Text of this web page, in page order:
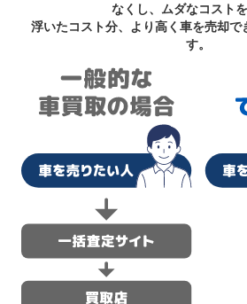
なくし、ムダなコスト
浮いたコスト分、より高く車を売却で
す。